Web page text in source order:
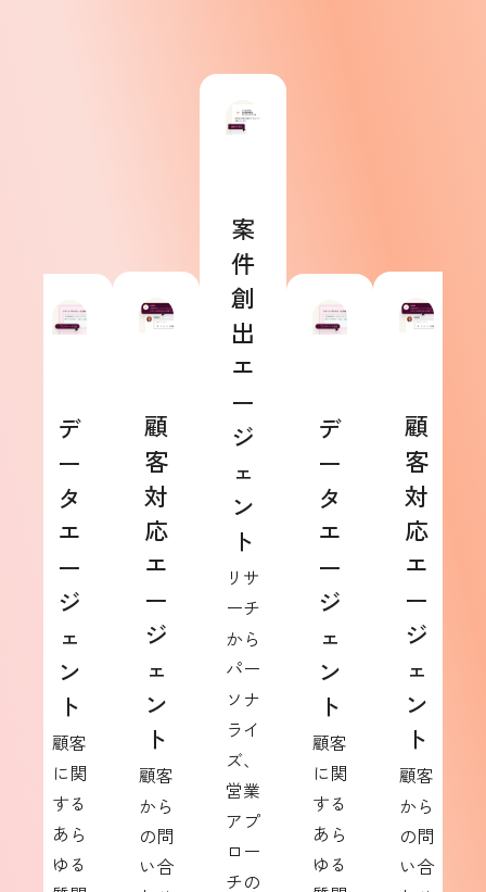
デ
ー
タ
エ
ー
ジ
ェ
ン
ト
顧客
に関
する
あら
ゆる
顧
客
対
応
エ
ー
ジ
ェ
ン
ト
顧客
から
の問
い合
案
件
創
出
エ
ー
ジ
ェ
ン
ト
リサ
ーチ
から
パー
ソナ
ライ
ズ、
営業
アプ
ロー
チの
デ
ー
タ
エ
ー
ジ
ェ
ン
ト
顧客
に関
する
あら
ゆる
顧
客
対
応
エ
ー
ジ
ェ
ン
ト
顧客
から
の問
い合